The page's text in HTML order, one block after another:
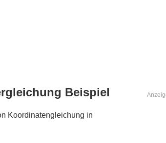
Beispiel
Koordinatengleichung in